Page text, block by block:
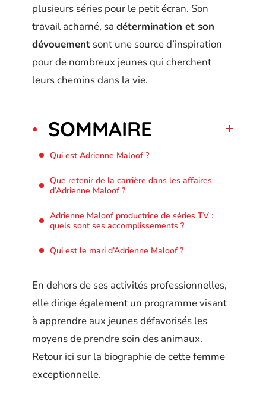
plusieurs séries pour le petit écran. Son
travail acharné, sa détermination et son
dévouement sont une source d’inspiration
pour de nombreux jeunes qui cherchent
leurs chemins dans la vie.
SOMMAIRE
Qui est Adrienne Maloof ?
Que retenir de la carrière dans les affaires
d’Adrienne Maloof ?
Adrienne Maloof productrice de séries TV :
quels sont ses accomplissements ?
Qui est le mari d’Adrienne Maloof ?
En dehors de ses activités professionnelles,
elle dirige également un programme visant
à apprendre aux jeunes défavorisés les
moyens de prendre soin des animaux.
Retour ici sur la biographie de cette femme
exceptionnelle.